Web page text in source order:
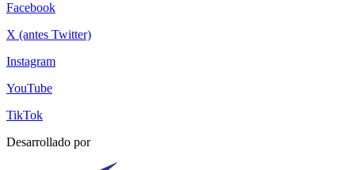
Facebook
X (antes Twitter)
Instagram
YouTube
TikTok
Desarrollado por